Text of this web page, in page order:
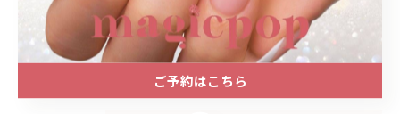
#結婚式
#同窓会 #ブライダル
#落ち着く
#ワンカラー
ご予約はこちら